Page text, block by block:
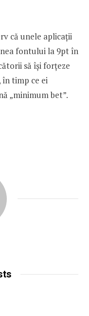
că unele aplicații
fontului la 9pt în
să își forțeze
în timp ce ei
„minimum bet”.